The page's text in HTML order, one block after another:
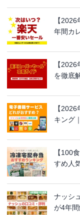
【
年間カ
【
を徹底
【
キング
【100
すめ人
ナッシ
が4年